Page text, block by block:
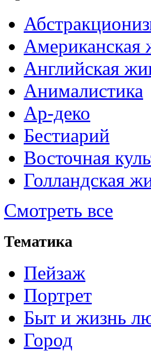
Американская
Английская
Анималистика
Ар-деко
Бестиарий
Восточная
Голландская
Смотреть все
Тематика
Пейзаж
Портрет
Быт и жизнь
Город